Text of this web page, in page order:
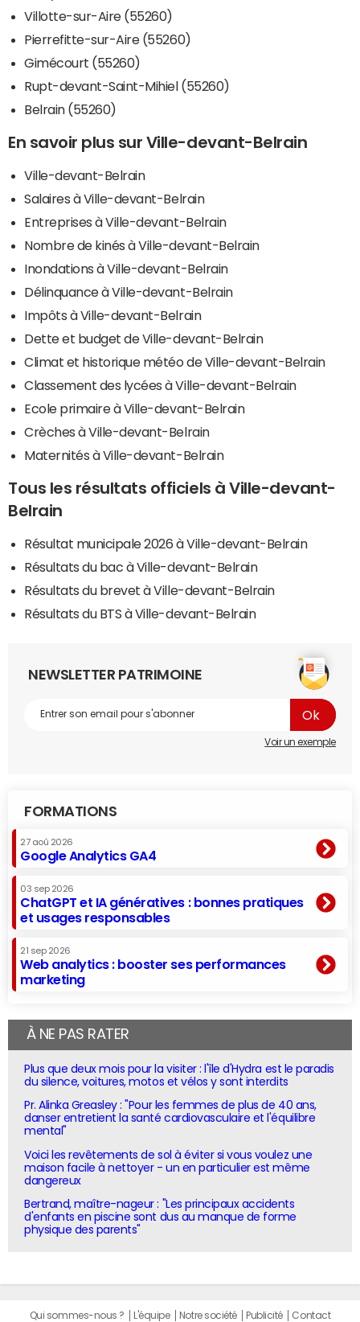
Villotte-sur-Aire (55260)
Pierrefitte-sur-Aire (55260)
Gimécourt (55260)
Rupt-devant-Saint-Mihiel (55260)
Belrain (55260)
En savoir plus sur Ville-devant-Belrain
Ville-devant-Belrain
Salaires à Ville-devant-Belrain
Entreprises à Ville-devant-Belrain
Nombre de kinés à Ville-devant-Belrain
Inondations à Ville-devant-Belrain
Délinquance à Ville-devant-Belrain
Impôts à Ville-devant-Belrain
Dette et budget de Ville-devant-Belrain
Climat et historique météo de Ville-devant-Belrain
Classement des lycées à Ville-devant-Belrain
Ecole primaire à Ville-devant-Belrain
Crèches à Ville-devant-Belrain
Maternités à Ville-devant-Belrain
Tous les résultats officiels à Ville-devant-
Belrain
Résultat municipale 2026 à Ville-devant-Belrain
Résultats du bac à Ville-devant-Belrain
Résultats du brevet à Ville-devant-Belrain
Résultats du BTS à Ville-devant-Belrain
NEWSLETTER PATRIMOINE
Voir un exemple
FORMATIONS
27 aoû 2026
Google Analytics GA4
03 sep 2026
ChatGPT et IA génératives : bonnes pratiques
et usages responsables
21 sep 2026
Web analytics : booster ses performances
marketing
À NE PAS RATER
Plus que deux mois pour la visiter : l'île d'Hydra est le paradis
du silence, voitures, motos et vélos y sont interdits
Pr. Alinka Greasley : "Pour les femmes de plus de 40 ans,
danser entretient la santé cardiovasculaire et l'équilibre
mental"
Voici les revêtements de sol à éviter si vous voulez une
maison facile à nettoyer - un en particulier est même
dangereux
Bertrand, maître-nageur : "Les principaux accidents
d'enfants en piscine sont dus au manque de forme
physique des parents"
Qui sommes-nous ? L'équipe Notre société Publicité Contact